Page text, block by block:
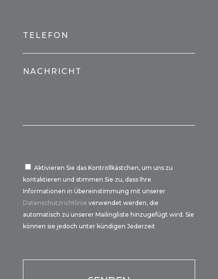
TELEFON
NACHRICHT
Aktivieren Sie das Kontrollkästchen, um uns zu
kontaktieren und stimmen Sie zu, dass Ihre
Informationen in Übereinstimmung mit unserer
Datenschutzrichtlinieverwendet werden, die
automatisch zu unserer Mailingliste hinzugefügt wird. Sie
können sie jedoch unter kündigen Jederzeit